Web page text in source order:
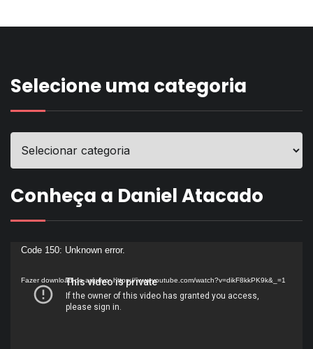
Selecione uma categoria
Conheça a Daniel Atacado
Tocador
vídeo
Code 150: Unknown error.
Fazer download do arquivo: https://www.youtube.com/watch?v=dikF8kkPK9k&_=1